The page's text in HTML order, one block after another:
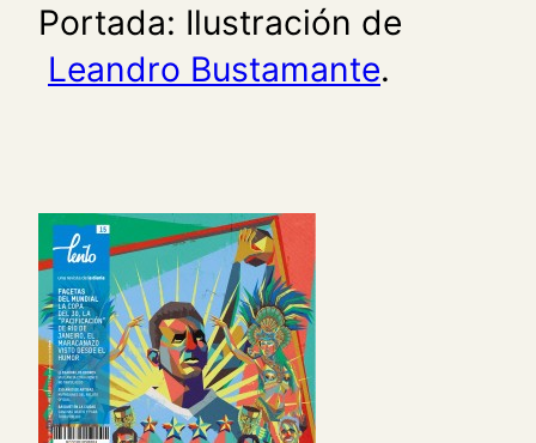
Portada: Ilustración de
Leandro Bustamante.